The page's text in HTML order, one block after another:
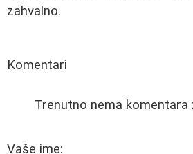
zahvalno.
Komentari
Trenutno nema komentara
Vaše ime: